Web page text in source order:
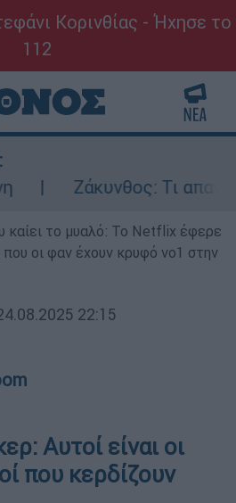
Κορινθίας - Ήχησε το
112
Ζάκυνθος: Τι
καίει το μυαλό: Το Netflix έφερε
οι φαν έχουν κρυφό νο1 στην
22:15
Αυτοί είναι οι
που κερδίζουν